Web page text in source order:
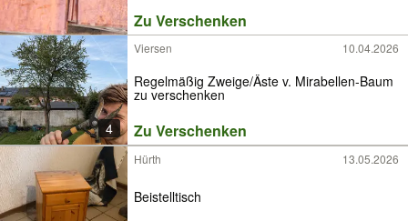
Zu Verschenken
4
Viersen 10.04.2026
Regelmäßig Zweige/Äste v. Mirabellen-Baum
zu verschenken
Zu Verschenken
Hürth 13.05.2026
Beistelltisch